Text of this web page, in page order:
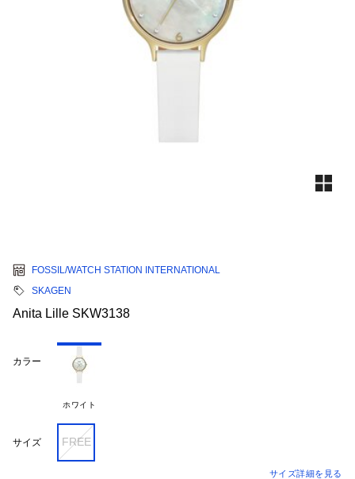
FOSSIL/WATCH STATION INTERNATIONAL
SKAGEN
Anita Lille SKW3138
カラー
ホワイト
サイズ FREE
サイズ詳細を見る